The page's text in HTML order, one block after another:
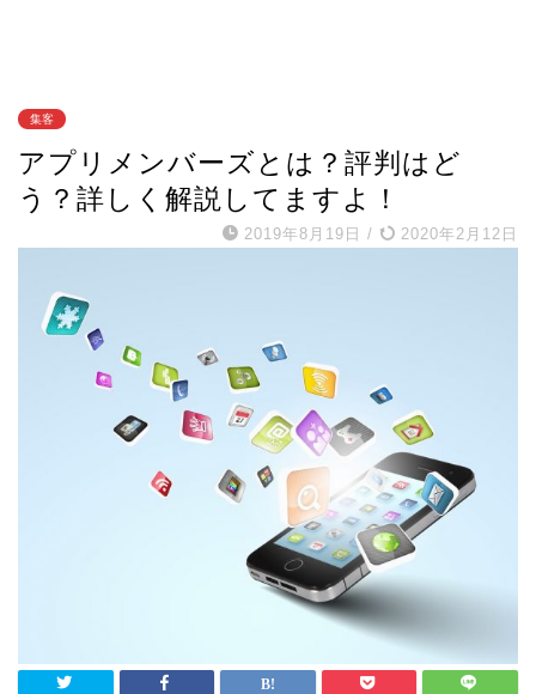
集客
アプリメンバーズとは？評判はど
う？詳しく解説してますよ！
2019年8月19日 / 2020年2月12日